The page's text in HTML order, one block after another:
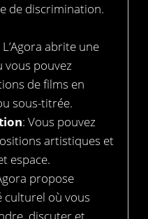
de discrimination.
L’Agora abrite une
vous pouvez
de films en
sous-titrée.
: Vous pouvez
artistiques et
espace.
propose
culturel où vous